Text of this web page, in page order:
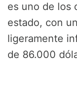
es uno de los
estado, con
ligeramente
de 86.000